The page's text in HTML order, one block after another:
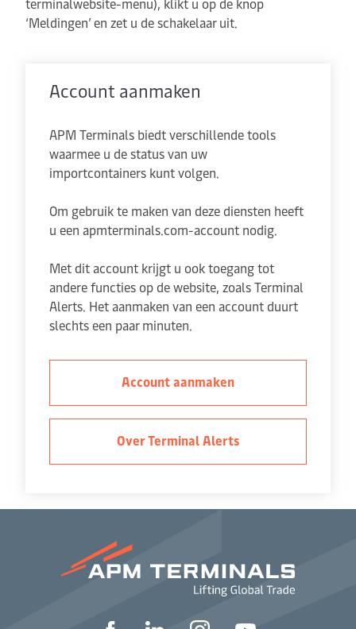
‘Meldingen’ en zet u de schakelaar uit.
Account aanmaken
APM Terminals biedt verschillende tools
waarmee u de status van uw
importcontainers kunt volgen.
Om gebruik te maken van deze diensten heeft
u een apmterminals.com-account nodig.
Met dit account krijgt u ook toegang tot
andere functies op de website, zoals Terminal
Alerts. Het aanmaken van een account duurt
slechts een paar minuten.
Account aanmaken
Over Terminal Alerts